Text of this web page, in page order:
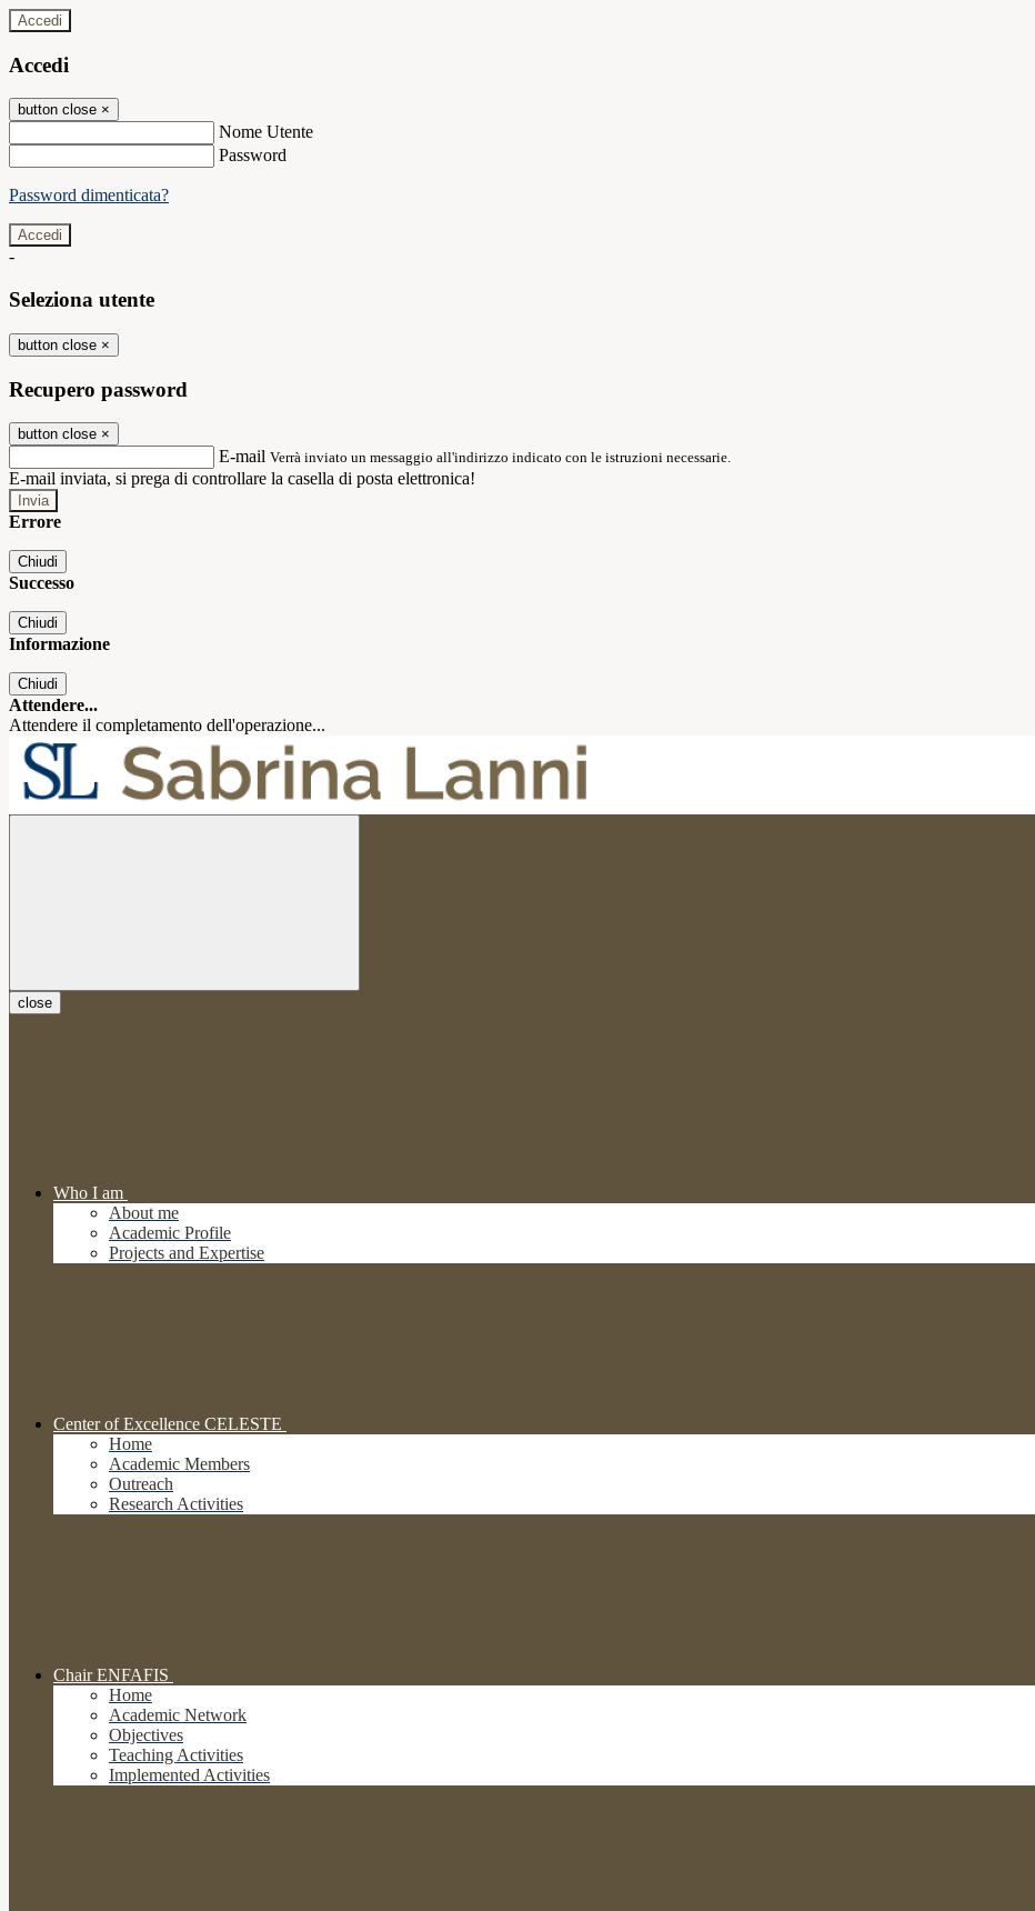
Accedi
Accedi
button close ×
Nome Utente
Password
Password dimenticata?
-
Seleziona utente
button close ×
Recupero password
button close ×
E-mail Verrà inviato un messaggio all'indirizzo indicato con le istruzioni necessarie.
E-mail inviata, si prega di controllare la casella di posta elettronica!
Errore
Chiudi
Successo
Chiudi
Informazione
Chiudi
Attendere...
Attendere il completamento dell'operazione...
close
Who I am
About me
Academic Profile
Projects and Expertise
Center of Excellence CELESTE
Home
Academic Members
Outreach
Research Activities
Chair ENFAFIS
Home
Academic Network
Objectives
Teaching Activities
Implemented Activities